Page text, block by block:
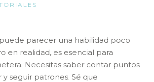
parecer una habilidad poco
en realidad, es esencial para
Necesitas saber contar puntos
seguir patrones. Sé que